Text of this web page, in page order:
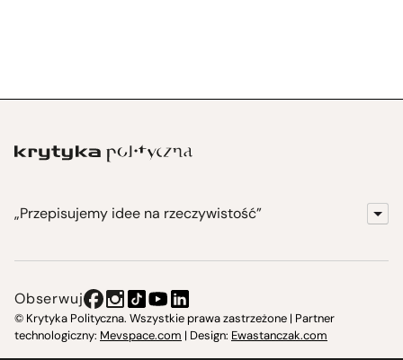
„Przepisujemy idee na rzeczywistość”
Instytut Krytyki Politycznej
Obserwuj
© Krytyka Polityczna. Wszystkie prawa zastrzeżone | Partner
technologiczny: Mevspace.com | Design: Ewastanczak.com